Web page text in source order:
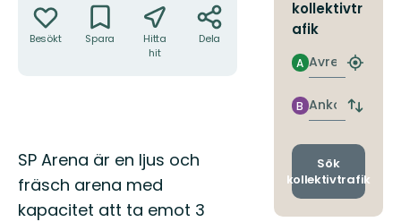
Besökt Spara
Hitta
hit
Dela
Beskrivning
SP Arena är en ljus och
fräsch arena med
kapacitet att ta emot 3
kollektivtr
afik
Avresa
A
Hitta
Ankomst
B
Byt
och
Sök
kollektivtrafik